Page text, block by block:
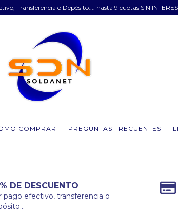
Transferencia o Depósito.... hasta 9 cuotas SIN
COMPRAR PREGUNTAS FRECUENTES
DE DESCUENTO
pago efectivo, transferencia o